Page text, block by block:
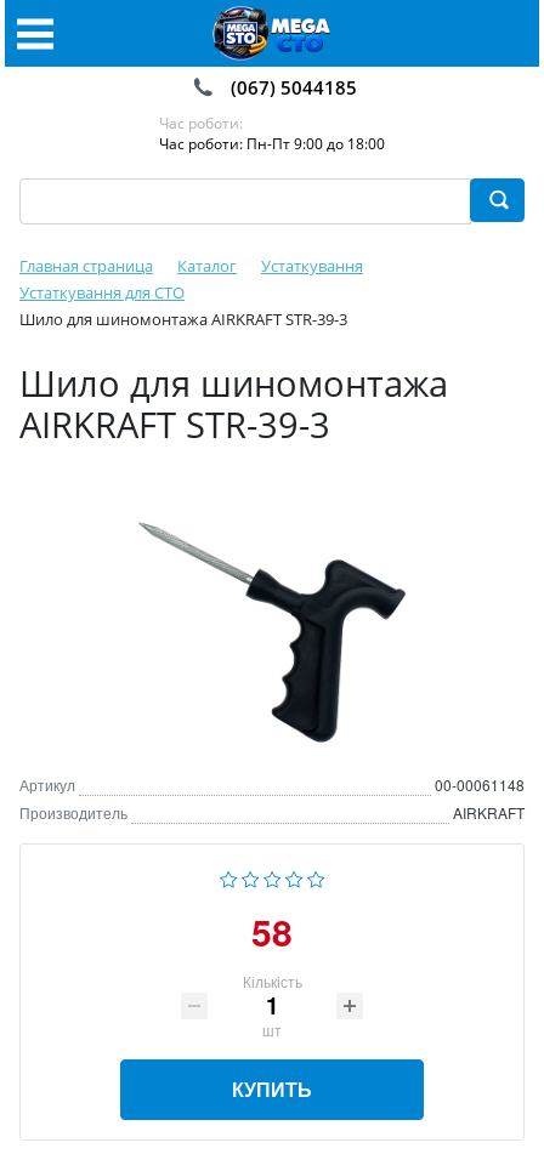
(067) 5044185
Час роботи:
Час роботи: Пн-Пт 9:00 до 18:00
Главная страница Каталог
Устаткування
Устаткування для СТО
Шило для шиномонтажа AIRKRAFT STR-39-3
Шило для шиномонтажа
AIRKRAFT STR-39-3
Артикул
00-00061148
Производитель
AIRKRAFT
58
Кількість
шт
КУПИТЬ